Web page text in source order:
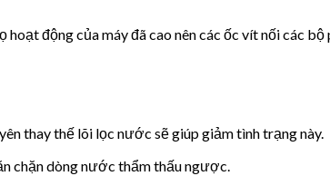
động của máy đã cao nên các ốc vít nối các
thay thế lõi lọc nước sẽ giúp giảm tình trạng này.
chặn dòng nước thẩm thấu ngược.